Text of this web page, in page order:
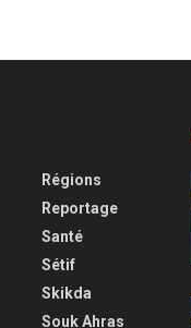
Régions
Reportage
Santé
Sétif
Skikda
Souk Ahras